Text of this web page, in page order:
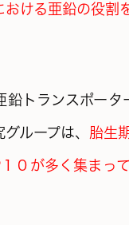
ける亜鉛の役割
鉛トランスポータ
ループは、 胎生
０が多く集まっ